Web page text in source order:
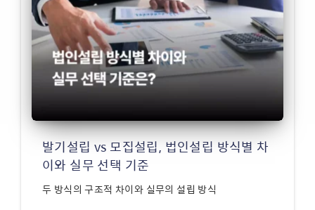
발기설립 vs 모집설립, 법인설립 방식별 차
이와 실무 선택 기준
두 방식의 구조적 차이와 실무의 설립 방식